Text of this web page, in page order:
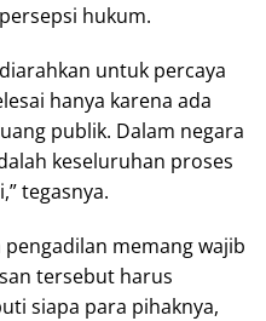
hukum.
untuk percaya
hanya karena ada
publik. Dalam negara
keseluruhan proses
tegasnya.
memang wajib
tersebut harus
siapa para pihaknya,